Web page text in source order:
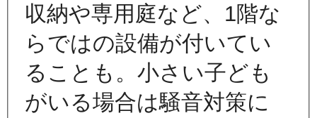
収納や専用庭など、1階な
らではの設備が付いてい
ることも。小さい子ども
がいる場合は騒音対策に